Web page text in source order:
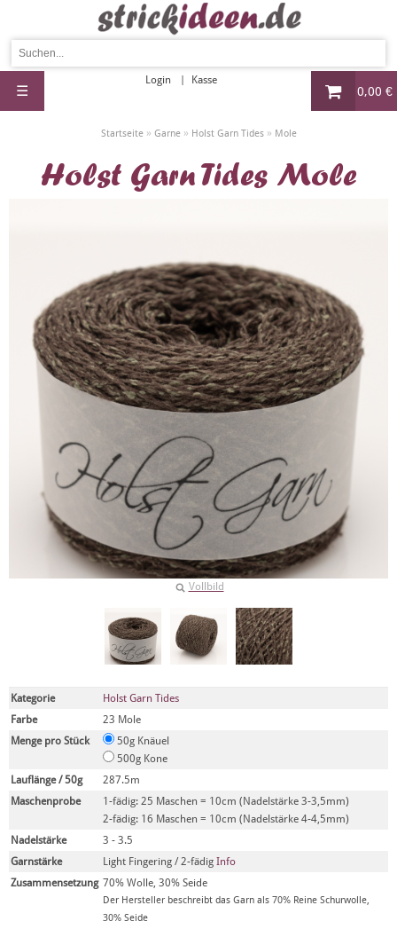
0,00 €
Login Kasse
☰
Startseite» Garne» Holst Garn Tides» Mole
Holst Garn Tides Mole
Vollbild
Kategorie
Holst Garn Tides
Farbe
23 Mole
Menge pro Stück
50g Knäuel
500g Kone
Lauflänge / 50g
287.5m
Maschenprobe
1-fädig: 25 Maschen = 10cm (Nadelstärke 3-3,5mm)
2-fädig: 16 Maschen = 10cm (Nadelstärke 4-4,5mm)
Nadelstärke
3 - 3.5
Garnstärke
Light Fingering / 2-fädig Info
Zusammensetzung 70% Wolle, 30% Seide
Der Hersteller beschreibt das Garn als 70% Reine Schurwolle,
30% Seide